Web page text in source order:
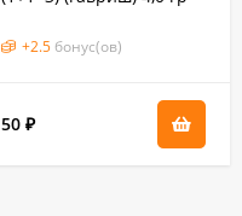
+2.5 бонус(ов)
50 ₽